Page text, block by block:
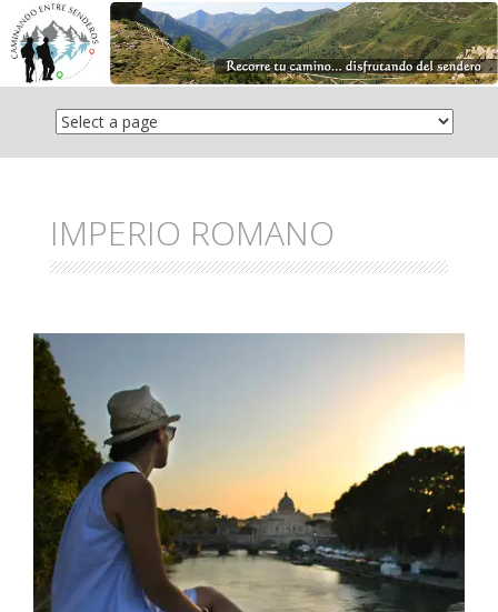
Saltar
contenido
IMPERIO ROMANO